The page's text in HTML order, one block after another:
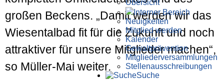
Übersicht
Interner Bereich
Neuigkeiten
Mitglied werden
Kalender
Gewaltprävention
Mitglieder­versammlungen
Stellen­aus­schrei­bungen
Suche
großen Beckens. „Damit werden wir das
Wiesental­bad fit für die Zukunft und noch
attraktiver für unsere Mit­glieder machen“,
so Müller-Mai weiter.